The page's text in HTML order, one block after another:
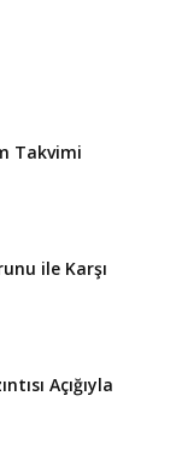
Takvimi
ile Karşı
Açığıyla